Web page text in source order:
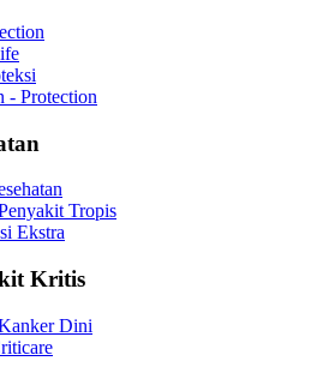
- Protection
Tropis
Ekstra
Kritis
Dini